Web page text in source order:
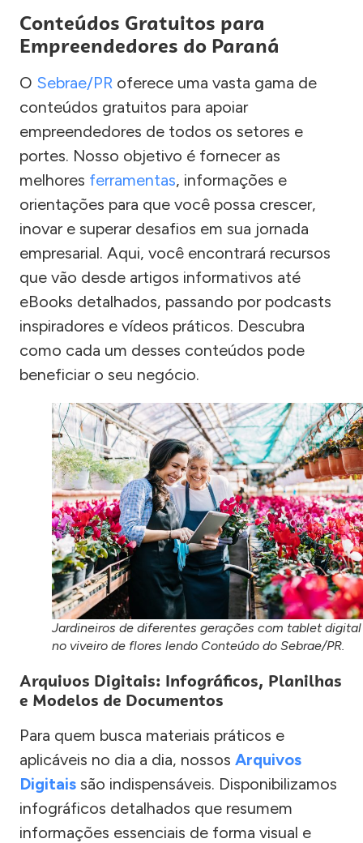
Conteúdos Gratuitos para
Empreendedores do Paraná
O Sebrae/PR oferece uma vasta gama de
conteúdos gratuitos para apoiar
empreendedores de todos os setores e
portes. Nosso objetivo é fornecer as
melhores ferramentas, informações e
orientações para que você possa crescer,
inovar e superar desafios em sua jornada
empresarial. Aqui, você encontrará recursos
que vão desde artigos informativos até
eBooks detalhados, passando por podcasts
inspiradores e vídeos práticos. Descubra
como cada um desses conteúdos pode
beneficiar o seu negócio.
Jardineiros de diferentes gerações com tablet digital
no viveiro de flores lendo Conteúdo do Sebrae/PR.
Arquivos Digitais: Infográficos, Planilhas
e Modelos de Documentos
Para quem busca materiais práticos e
aplicáveis no dia a dia, nossos Arquivos
Digitais são indispensáveis. Disponibilizamos
infográficos detalhados que resumem
informações essenciais de forma visual e